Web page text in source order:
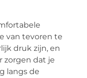
van tevoren te
druk zijn, en
zorgen dat je
langs de